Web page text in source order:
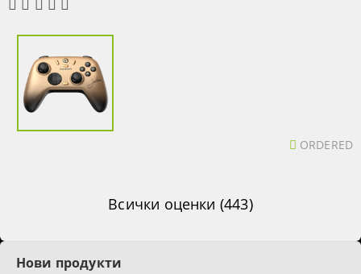
ORDERED
Всички оценки (443)
Нови продукти